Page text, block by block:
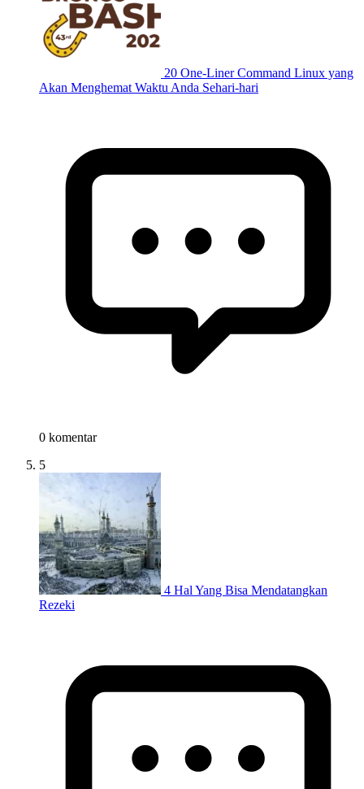
20 One-Liner Command Linux yang
Akan Menghemat Waktu Anda Sehari-hari
0 komentar
5
4 Hal Yang Bisa Mendatangkan
Rezeki